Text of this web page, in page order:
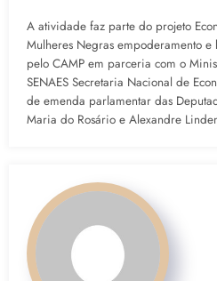
A atividade faz parte do projeto
Mulheres Negras empoderamento
pelo CAMP em parceria com o
SENAES Secretaria Nacional de
de emenda parlamentar das
Maria do Rosário e Alexandre